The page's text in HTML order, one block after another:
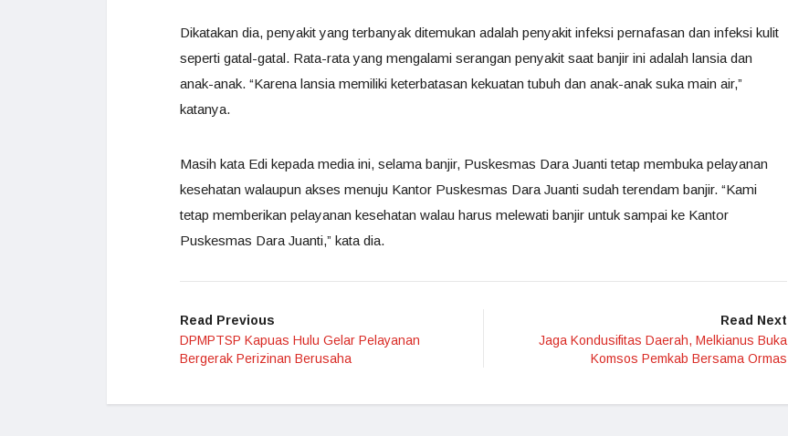
Dikatakan dia, penyakit yang terbanyak ditemukan adalah penyakit infeksi pernafasan dan infeksi kulit
seperti gatal-gatal. Rata-rata yang mengalami serangan penyakit saat banjir ini adalah lansia dan
anak-anak. “Karena lansia memiliki keterbatasan kekuatan tubuh dan anak-anak suka main air,”
katanya.
Masih kata Edi kepada media ini, selama banjir, Puskesmas Dara Juanti tetap membuka pelayanan
kesehatan walaupun akses menuju Kantor Puskesmas Dara Juanti sudah terendam banjir. “Kami
tetap memberikan pelayanan kesehatan walau harus melewati banjir untuk sampai ke Kantor
Puskesmas Dara Juanti,” kata dia.
Read Previous
DPMPTSP Kapuas Hulu Gelar Pelayanan
Bergerak Perizinan Berusaha
Read Next
Jaga Kondusifitas Daerah, Melkianus Buka
Komsos Pemkab Bersama Ormas